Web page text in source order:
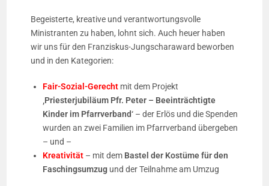
Begeisterte, kreative und verantwortungsvolle
Ministranten zu haben, lohnt sich. Auch heuer haben
wir uns für den Franziskus-Jungscharaward beworben
und in den Kategorien:
Fair-Sozial-Gerecht mit dem Projekt
‚Priesterjubiläum Pfr. Peter – Beeinträchtigte
Kinder im Pfarrverband‘ – der Erlös und die Spenden
wurden an zwei Familien im Pfarrverband übergeben
– und –
Kreativität – mit dem Bastel der Kostüme für den
Faschingsumzug und der Teilnahme am Umzug